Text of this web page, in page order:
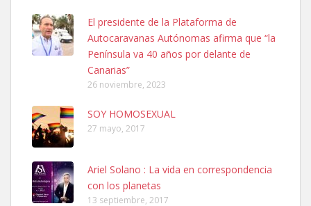
SHIBA PERDIDO AVDA JOSE MESA Y LOPEZ
PERRO MACHO RAZA SHIBA CON MICROCHIP PERDIDO HOY
06/07/2025 ZONA MESA Y LOPEZ. ES MUY ASUSTADIZO
Leales.org » Gran Canaria
6.7.2025
Ninfa perdida
El día 5 se los perdió una ninfa papillera, asustada tiene miedo a la
El presidente de la Plataforma de
Autocaravanas Autónomas afirma que “la
Península va 40 años por delante de
Canarias”
26 noviembre, 2023
SOY HOMOSEXUAL
27 mayo, 2017
Ariel Solano : La vida en correspondencia
con los planetas
13 septiembre, 2017